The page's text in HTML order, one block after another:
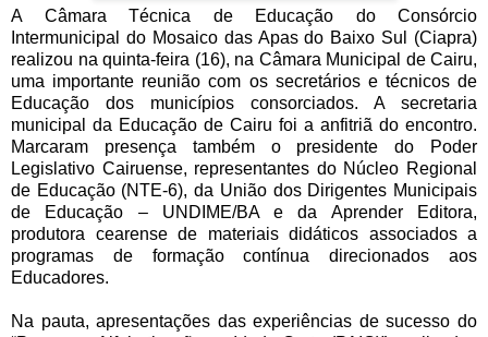
A Câmara Técnica de Educação do Consórcio
Intermunicipal do Mosaico das Apas do Baixo Sul (Ciapra)
realizou na quinta-feira (16), na Câmara Municipal de Cairu,
uma importante reunião com os secretários e técnicos de
Educação dos municípios consorciados. A secretaria
municipal da Educação de Cairu foi a anfitriã do encontro.
Marcaram presença também o presidente do Poder
Legislativo Cairuense, representantes do Núcleo Regional
de Educação (NTE-6), da União dos Dirigentes Municipais
de Educação – UNDIME/BA e da Aprender Editora,
produtora cearense de materiais didáticos associados a
programas de formação contínua direcionados aos
Educadores.
Na pauta, apresentações das experiências de sucesso do